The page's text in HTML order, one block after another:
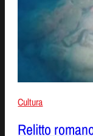
Cultura
Relitto